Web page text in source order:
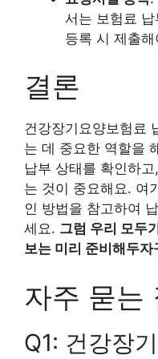
서는 보험료
등록 시 제출
결론
건강장기요양보험료
는 데 중요한 역할을
납부 상태를 확인하
는 것이 중요해요. 여
인 방법을 참고하여
세요. 그럼 우리 모두
보는 미리 준비해두자
자주 묻는
Q1: 건강장